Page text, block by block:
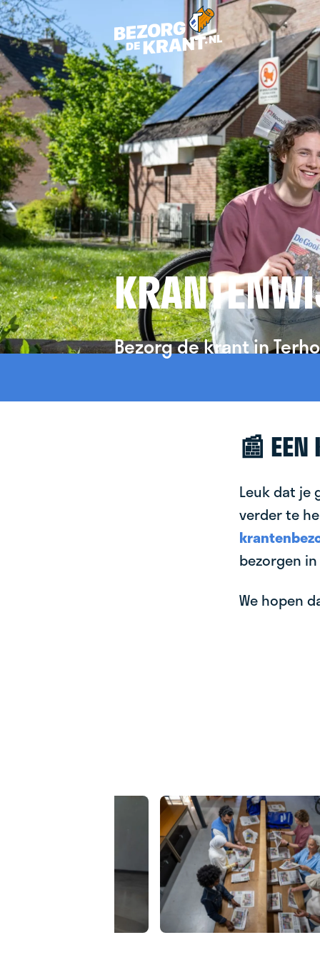
Bezorg de krant in
📰 EEN
Leuk dat je
verder te
bezorgen in
We hopen